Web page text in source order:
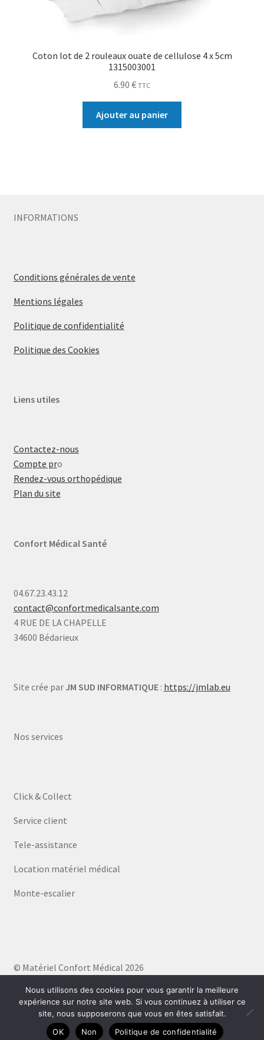
Coton lot de 2 rouleaux ouate de cellulose 4 x 5cm
1315003001
6.90 € TTC
Ajouter au panier
INFORMATIONS
Conditions générales de vente
Mentions légales
Politique de confidentialité
Politique des Cookies
Liens utiles
Contactez-nous
Compte pro
Rendez-vous orthopédique
Plan du site
Confort Médical Santé
04.67.23.43.12
contact@confortmedicalsante.com
4 RUE DE LA CHAPELLE
34600 Bédarieux
Site crée par JM SUD INFORMATIQUE: https://jmlab.eu
Nos services
Click & Collect
Service client
Tele-assistance
Location matériel médical
Monte-escalier
© Matériel Confort Médical 2026
Nous utilisons des cookies pour vous garantir la meilleure
expérience sur notre site web. Si vous continuez à utiliser ce
site, nous supposerons que vous en êtes satisfait.
OK
Non Politique de confidentialité